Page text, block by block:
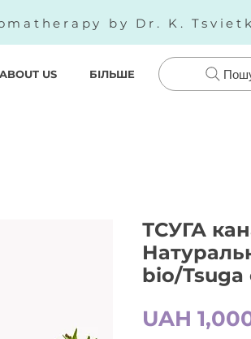
by Dr. K.
ABOUT US БІЛЬШЕ
ТСУГА
bio/Tsuga
UAH